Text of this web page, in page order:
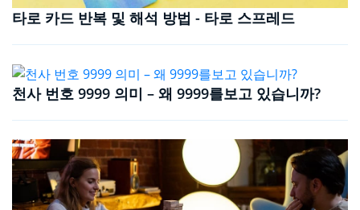
타로 카드 반복 및 해석 방법 - 타로 스프레드
천사 번호 9999 의미 – 왜 9999를보고 있습니까?